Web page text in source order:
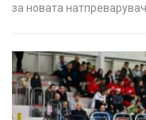
за новата